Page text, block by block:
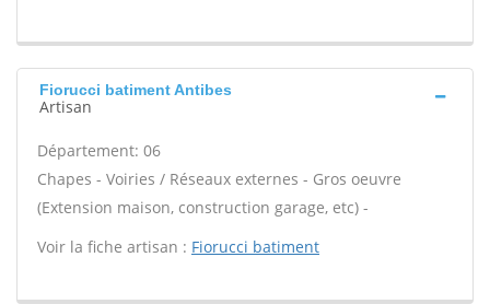
Fiorucci batiment Antibes
Artisan
Département: 06
Chapes - Voiries / Réseaux externes - Gros oeuvre
(Extension maison, construction garage, etc) -
Voir la fiche artisan : Fiorucci batiment